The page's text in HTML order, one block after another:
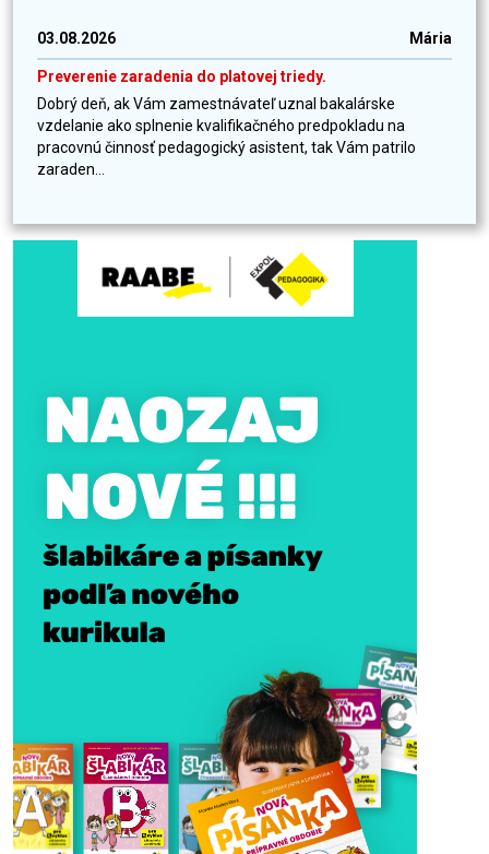
03.08.2026 Mária
Preverenie zaradenia do platovej triedy.
Dobrý deň, ak Vám zamestnávateľ uznal bakalárske
vzdelanie ako splnenie kvalifikačného predpokladu na
pracovnú činnosť pedagogický asistent, tak Vám patrilo
zaraden...